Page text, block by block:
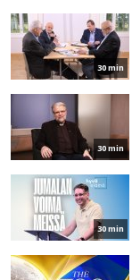
30 min
30 min
30 min